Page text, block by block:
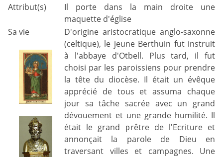
Attribut(s)
Il porte dans la main droite une
maquette d'église
Sa vie
D'origine aristocratique anglo-saxonne
(celtique), le jeune Berthuin fut instruit
à l'abbaye d'Otbell. Plus tard, il fut
choisi par les paroissiens pour prendre
la tête du diocèse. Il était un évêque
apprécié de tous et assuma chaque
jour sa tâche sacrée avec un grand
dévouement et une grande humilité. Il
était le grand prêtre de l'Ecriture et
annonçait la parole de Dieu en
traversant villes et campagnes. Une